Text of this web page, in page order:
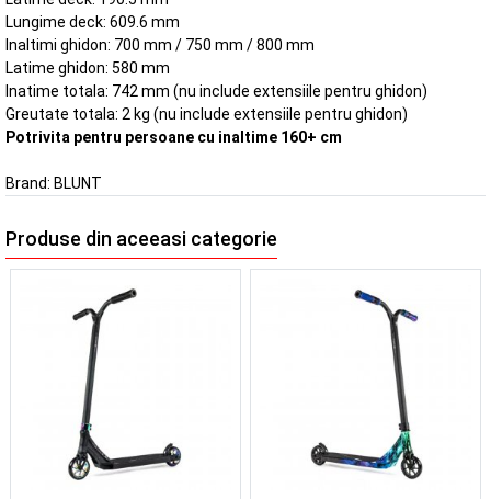
Lungime deck: 609.6 mm
Inaltimi ghidon: 700 mm / 750 mm / 800 mm
Latime ghidon: 580 mm
Inatime totala: 742 mm (nu include extensiile pentru ghidon)
Greutate totala: 2 kg (nu include extensiile pentru ghidon)
Potrivita pentru persoane cu inaltime 160+ cm
Brand: BLUNT
Produse din aceeasi categorie